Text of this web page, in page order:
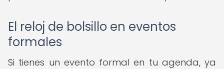
El reloj de bolsillo en eventos
formales
Si tienes un evento formal en tu agenda, ya